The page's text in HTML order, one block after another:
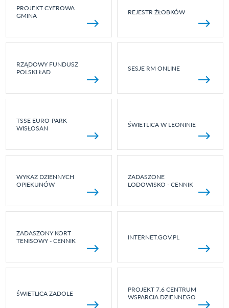
PROJEKT CYFROWA
GMINA
REJESTR ŻŁOBKÓW
RZĄDOWY FUNDUSZ
POLSKI ŁAD
SESJE RM ONLINE
TSSE EURO-PARK
WISŁOSAN
ŚWIETLICA W LEONINIE
WYKAZ DZIENNYCH
OPIEKUNÓW
ZADASZONE
LODOWISKO - CENNIK
ZADASZONY KORT
TENISOWY - CENNIK
INTERNET.GOV.PL
ŚWIETLICA ZADOLE
PROJEKT 7.6 CENTRUM
WSPARCIA DZIENNEGO